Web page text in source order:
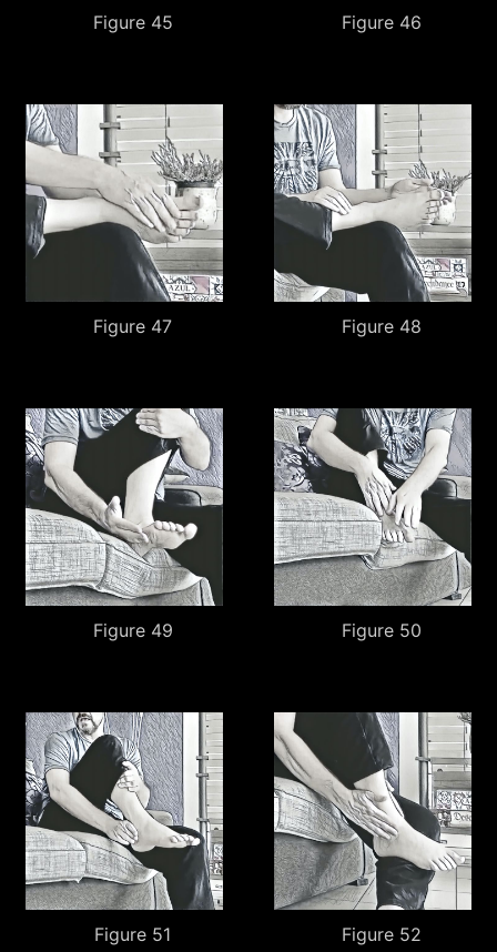
Figure 45 Figure 46
Figure 47 Figure 48
Figure 49 Figure 50
Figure 51 Figure 52